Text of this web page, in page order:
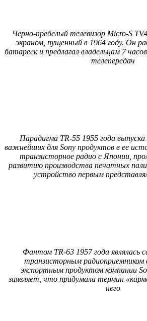
Черно-пребелый телевизор Micro-S
экраном, пущенный в 1964 году. Он
батареек и предлагал владельцам 7
телепередач
Парадигма TR-55 1955 года выпуска
важнейших для Sony продуктов в ее
транзисторное радио с Японии,
развитию производства печатных
устройство первым
Фантом TR-63 1957 года являлась
транзисторным радиоприемником
экспортным продуктом компании
заявляет, что придумала термин
него